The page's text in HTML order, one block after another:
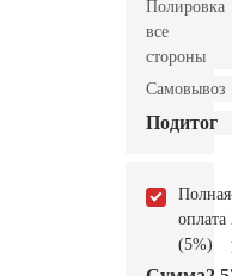
Полировка
все
стороны
Самовывоз
Подитог
Полная
оплата
(5%)